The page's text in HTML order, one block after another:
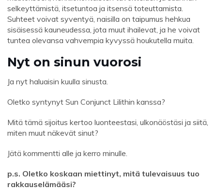
selkeyttämistä, itsetuntoa ja itsensä toteuttamista.
Suhteet voivat syventyä, naisilla on taipumus hehkua
sisäisessä kauneudessa, jota muut ihailevat, ja he voivat
tuntea olevansa vahvempia kyvyssä houkutella muita.
Nyt on sinun vuorosi
Ja nyt haluaisin kuulla sinusta.
Oletko syntynyt Sun Conjunct Lilithin kanssa?
Mitä tämä sijoitus kertoo luonteestasi, ulkonäöstäsi ja siitä,
miten muut näkevät sinut?
Jätä kommentti alle ja kerro minulle.
p.s. Oletko koskaan miettinyt, mitä tulevaisuus tuo
rakkauselämääsi?